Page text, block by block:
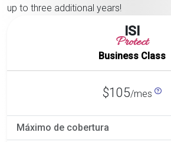
up to three additional years!
ISI
Protect
Business Class
$105/mes
Máximo de cobertura